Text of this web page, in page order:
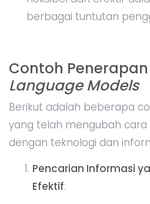
berbagai tuntutan
Contoh Penerapan
Language Models
Berikut adalah beberapa
yang telah mengubah cara
dengan teknologi dan
Pencarian Informasi
Efektif: